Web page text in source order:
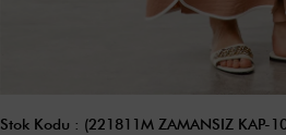
Stok Kodu (221811M ZAMANSIZ KAP-